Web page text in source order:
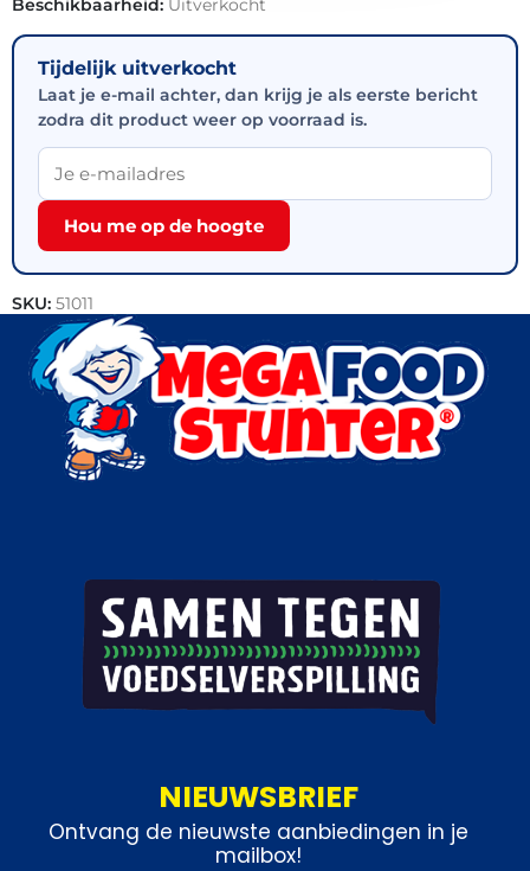
Beschikbaarheid: Uitverkocht
Tijdelijk uitverkocht
Laat je e-mail achter, dan krijg je als eerste bericht
zodra dit product weer op voorraad is.
Hou me op de hoogte
SKU: 51011
Categorie: Vlees
NIEUWSBRIEF
Ontvang de nieuwste aanbiedingen in je
mailbox!